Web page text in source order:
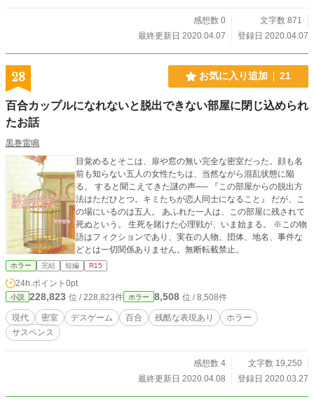
感想数 0
文字数 871
最終更新日 2020.04.07
登録日 2020.04.07
28 お気に入り追加 21
百合カップルになれないと脱出できない部屋に閉じ込められ
たお話
黒巻雷鳴
目覚めるとそこは、扉や窓の無い完全な密室だった。顔も名
前も知らない五人の女性たちは、当然ながら混乱状態に陥
る。 すると聞こえてきた謎の声── 『この部屋からの脱出方
法はただひとつ。キミたちが恋人同士になること』 だが、こ
の場にいるのは五人。 あふれた一人は、この部屋に残されて
死ぬという。 生死を賭けた心理戦が、いま始まる。 ※この物
語はフィクションであり、実在の人物、団体、地名、事件な
どとは一切関係ありません。無断転載禁止。
ホラー 完結 短編 R15
24h.ポイント 0pt
小説 228,823 位 / 228,823件 ホラー 8,508 位 / 8,508件
現代 密室 デスゲーム 百合 残酷な表現あり
ホラー
サスペンス
感想数 4
文字数 19,250
最終更新日 2020.04.08
登録日 2020.03.27